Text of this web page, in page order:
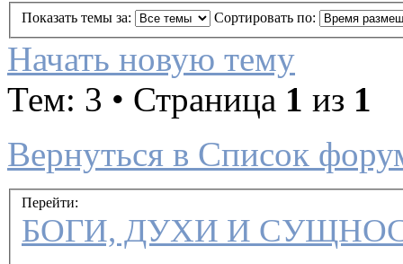
Показать темы за: Сортировать по:
Начать новую тему
Тем: 3 • Страница 1 из 1
Вернуться в Список
Перейти:
БОГИ, ДУХИ И